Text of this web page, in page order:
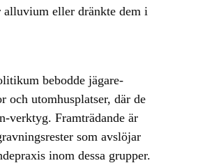
alluvium eller dränkte dem i
bebodde jägare-
och utomhusplatser, där de
verktyg. Framträdande är
som avslöjar
inom dessa grupper.